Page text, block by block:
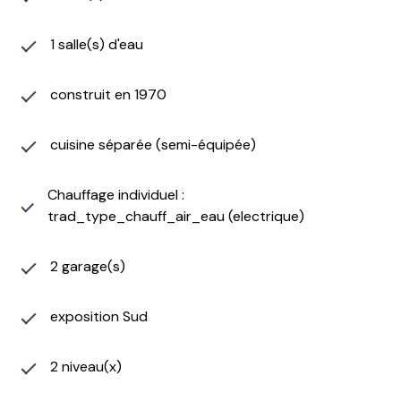
Pompe à chaleur installée en 2019
Double niveau offrant de multiples possibilités
Cette maison bénéficie d'un emplacement privilégié
tout en offrant un cadre de vie agréable et résidentiel.
Idéale pour une famille, un projet locatif ou une
grâce au hangar.
"Les informations sur les risques auxquels ce bien est
www.georisques.gouv.fr"
Date de réalisation du diagnostic: 17/06/2026
Consommation énergie finale: 76:kWh/m2/an
1 salle(s) d'eau
construit en 1970
cuisine séparée (semi-équipée)
Chauffage individuel :
trad_type_chauff_air_eau (electrique)
2 garage(s)
exposition Sud
2 niveau(x)